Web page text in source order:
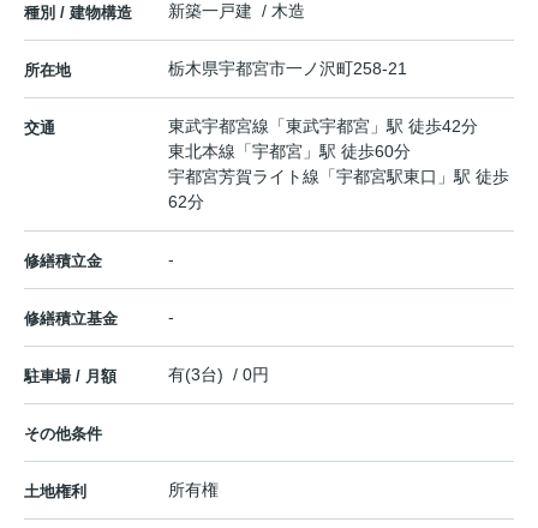
種別 / 建物構造 新築一戸建 / 木造
所在地 栃木県宇都宮市一ノ沢町258-21
交通 東武宇都宮線 「東武宇都宮 」駅 徒歩42分
東北本線 「宇都宮 」駅 徒歩60分
宇都宮芳賀ライト線 「宇都宮駅東口 」駅 徒歩
62分
修繕積立金 -
修繕積立基金 -
駐車場 / 月額 有(3台) / 0円
その他条件
土地権利 所有権